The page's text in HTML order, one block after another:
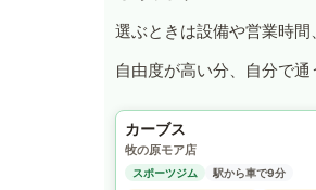
選ぶときは設備や営業時間
自由度が高い分、自分で
カーブス
牧の原モア店
スポーツジム
駅から車で9分